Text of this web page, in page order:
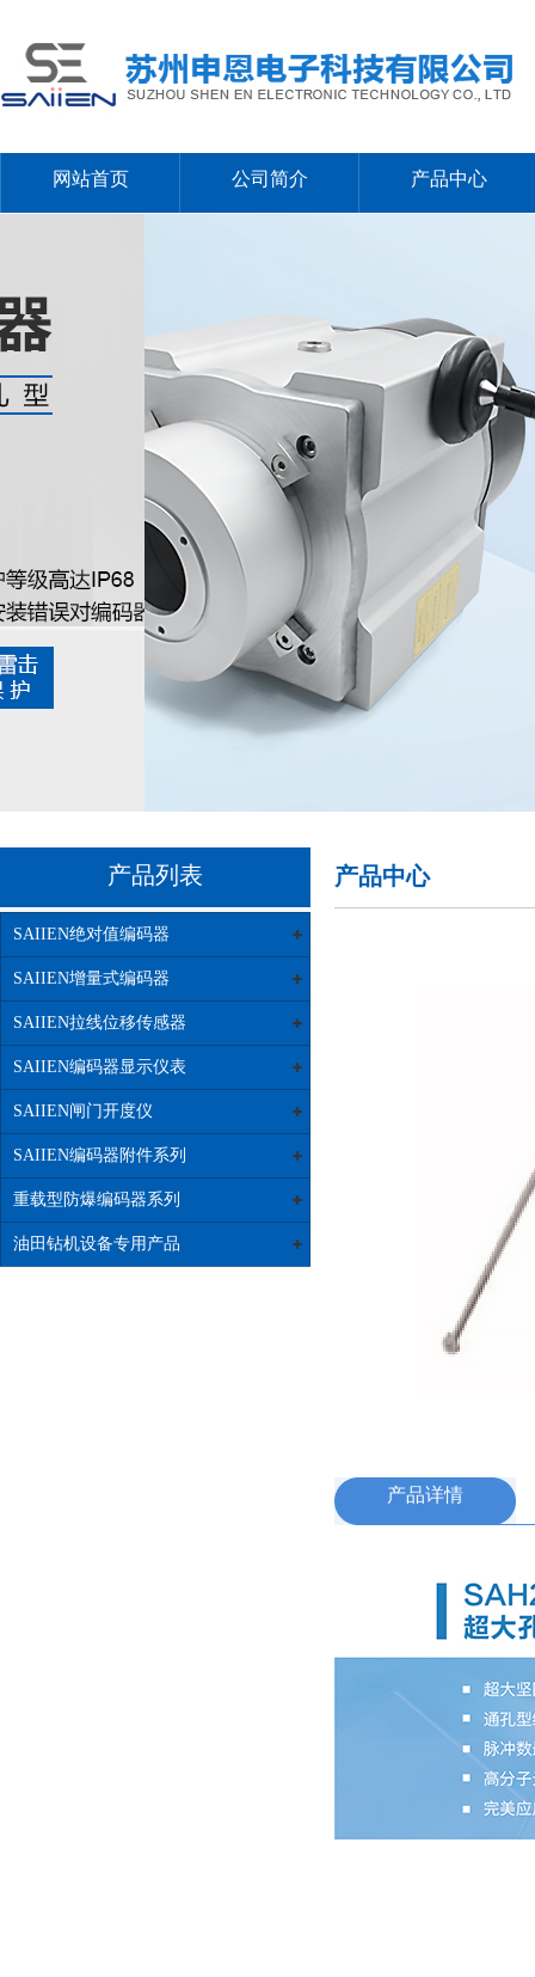
网站首页 公司简介 产品中心
产品列表
SAIIEN绝对值编码器
SAIIEN增量式编码器
SAIIEN拉线位移传感器
SAIIEN编码器显示仪表
SAIIEN闸门开度仪
SAIIEN编码器附件系列
重载型防爆编码器系列
油田钻机设备专用产品
产品中心
产品详情